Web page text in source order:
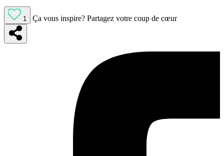
1 Ça vous inspire? Partagez votre coup de cœur